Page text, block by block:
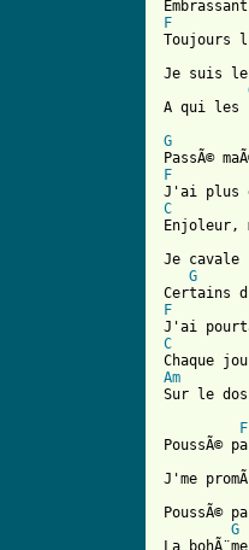
F
Je suis le
G
F
C
Enjoleur,
Je cavale
G
F
C
Am
Sur le
F
PoussÃ©
J'me
PoussÃ©
G
La